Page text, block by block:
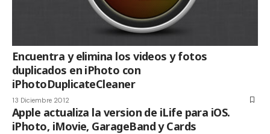
Encuentra y elimina los videos y fotos
duplicados en iPhoto con
iPhotoDuplicateCleaner
13 Diciembre 2012
Apple actualiza la version de iLife para iOS.
iPhoto, iMovie, GarageBand y Cards